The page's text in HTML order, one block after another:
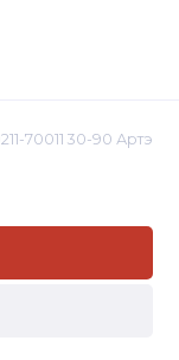
70011 30-90 Артэ